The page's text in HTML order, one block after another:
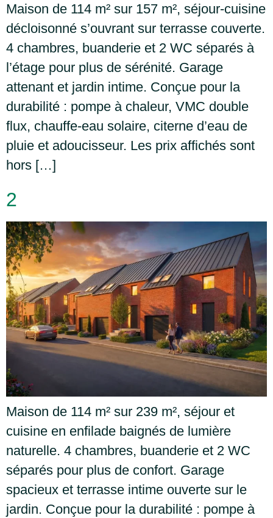
Maison de 114 m² sur 157 m², séjour-cuisine
décloisonné s’ouvrant sur terrasse couverte.
4 chambres, buanderie et 2 WC séparés à
l’étage pour plus de sérénité. Garage
attenant et jardin intime. Conçue pour la
durabilité : pompe à chaleur, VMC double
flux, chauffe-eau solaire, citerne d’eau de
pluie et adoucisseur. Les prix affichés sont
hors […]
2
Maison de 114 m² sur 239 m², séjour et
cuisine en enfilade baignés de lumière
naturelle. 4 chambres, buanderie et 2 WC
séparés pour plus de confort. Garage
spacieux et terrasse intime ouverte sur le
jardin. Conçue pour la durabilité : pompe à